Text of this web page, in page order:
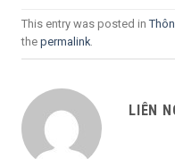
This entry was posted in
the permalink.
LIÊN